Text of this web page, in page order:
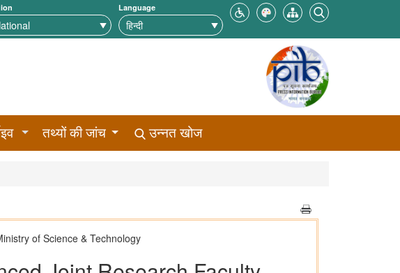
Language
तथ्यों की जांच उन्नत खोज